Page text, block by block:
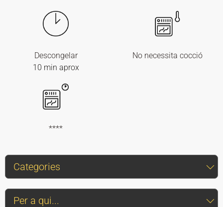
Descongelar
10 min aprox
No necessita cocció
****